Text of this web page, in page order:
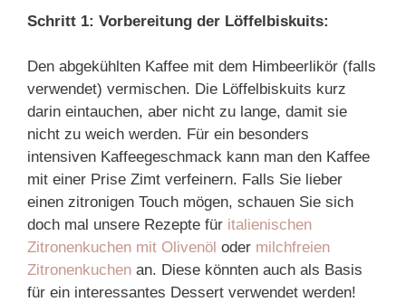
Schritt 1: Vorbereitung der Löffelbiskuits:
Den abgekühlten Kaffee mit dem Himbeerlikör (falls
verwendet) vermischen. Die Löffelbiskuits kurz
darin eintauchen, aber nicht zu lange, damit sie
nicht zu weich werden. Für ein besonders
intensiven Kaffeegeschmack kann man den Kaffee
mit einer Prise Zimt verfeinern. Falls Sie lieber
einen zitronigen Touch mögen, schauen Sie sich
doch mal unsere Rezepte für italienischen
Zitronenkuchen mit Olivenöl oder milchfreien
Zitronenkuchen an. Diese könnten auch als Basis
für ein interessantes Dessert verwendet werden!